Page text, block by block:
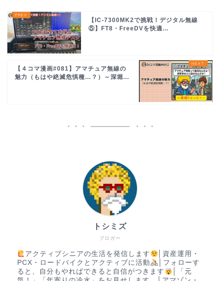
【IC-7300MK2で挑戦！デジタル無線
⑤】FT8・FreeDVを快適...
【４コマ漫画#081】アマチュア無線の
魅力（もはや絶滅危惧種…？）～深堀...
ブロガー
トシミズ
アクティブシニアの生活を発信します
│資産運用・
PCX・ロードバイクとアクティブに活動
│フォローす
ると、自分もやればできると自信がつきます
│「元